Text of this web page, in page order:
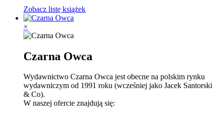
Zobacz listę książek
×
Czarna Owca
Wydawnictwo Czarna Owca jest obecne na polskim rynku
wydawniczym od 1991 roku (wcześniej jako Jacek Santorski
& Co).
W naszej ofercie znajdują się: